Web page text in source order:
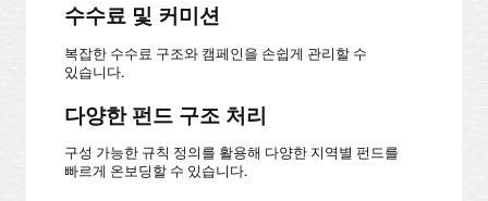
수수료 및 커미션
복잡한 수수료 구조와 캠페인을 손쉽게 관리할 수
있습니다.
다양한 펀드 구조 처리
구성 가능한 규칙 정의를 활용해 다양한 지역별 펀드를
빠르게 온보딩할 수 있습니다.